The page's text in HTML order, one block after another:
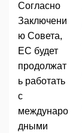
Согласно
Заключени
ю Совета,
ЕС будет
продолжат
ь работать
с
междунаро
дными